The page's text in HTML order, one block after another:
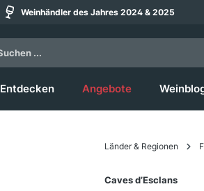
Weinhändler des Jahres 2024 & 2025
Entdecken Angebote
Länder & Regionen
Caves d’Esclans